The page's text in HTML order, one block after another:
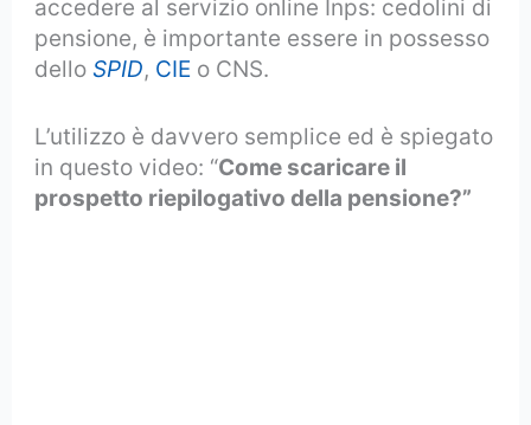
accedere al servizio online Inps: cedolini di
pensione, è importante essere in possesso
delloSPID, CIE o CNS.
L’utilizzo è davvero semplice ed è spiegato
in questo video: “Come scaricare il
prospetto riepilogativo della pensione?”